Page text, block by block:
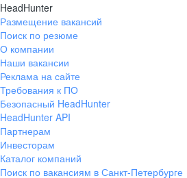
HeadHunter
Размещение вакансий
Поиск по резюме
О компании
Наши вакансии
Реклама на сайте
Требования к ПО
Безопасный HeadHunter
HeadHunter API
Партнерам
Инвесторам
Каталог компаний
Поиск по вакансиям в Санкт-Петербурге